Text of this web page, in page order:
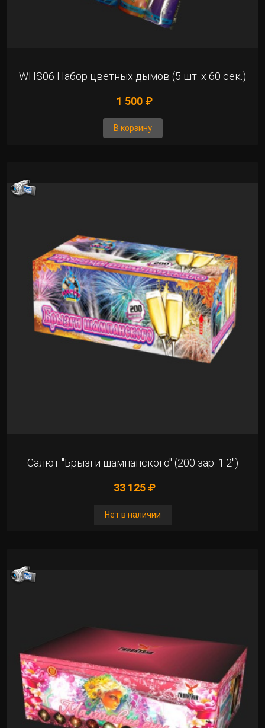
WHS06 Набор цветных дымов (5 шт. х 60 сек.)
1 500 ₽
В корзину
Салют "Брызги шампанского" (200 зар. 1.2")
33 125 ₽
Нет в наличии